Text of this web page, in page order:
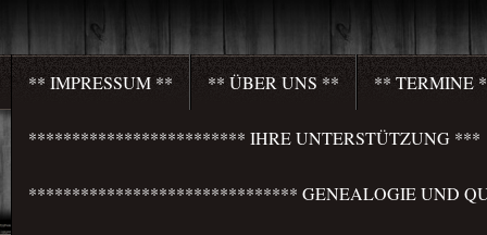
** IMPRESSUM ** ** ÜBER UNS ** ** TERMINE
************************* IHRE UNTERSTÜTZUNG ***
******************************* GENEALOGIE UND